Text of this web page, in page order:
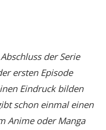
der Serie
ersten Episode
Eindruck bilden
schon einmal einen
Anime oder Manga